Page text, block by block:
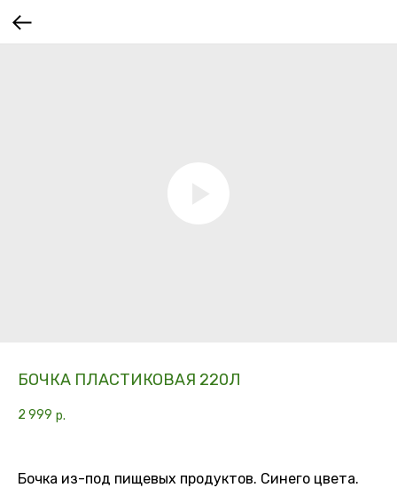
БОЧКА ПЛАСТИКОВАЯ 220Л
2 999 р.
Бочка из-под пищевых продуктов. Синего цвета.